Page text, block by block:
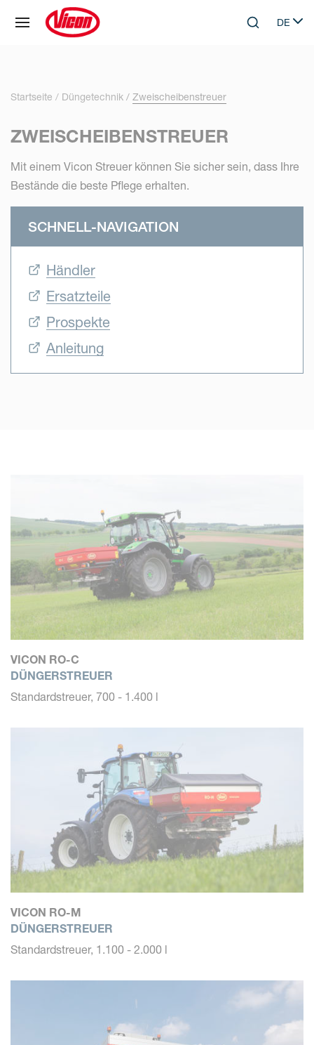
Skip to main contentSearchDE
Select
Startseite Düngetechnik Zweischeibenstreuer
ZWEISCHEIBENSTREUER
Mit einem Vicon Streuer können Sie sicher sein, dass Ihre
Bestände die beste Pflege erhalten.
SCHNELL-NAVIGATION
Händler
Ersatzteile
Prospekte
Anleitung
VICON RO-C
DÜNGERSTREUER
Standardstreuer, 700 - 1.400 l
VICON RO-M
DÜNGERSTREUER
Standardstreuer, 1.100 - 2.000 l
Cookie-Einstellungen